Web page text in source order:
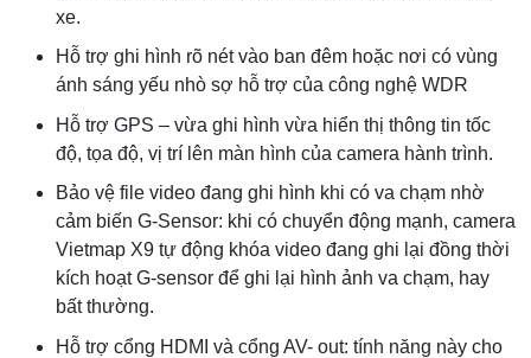
xe.
Hỗ trợ ghi hình rõ nét vào ban đêm hoặc nơi có vùng
ánh sáng yếu nhò sợ hỗ trợ của công nghệ WDR
Hỗ trợ GPS – vừa ghi hình vừa hiển thị thông tin tốc
độ, tọa độ, vị trí lên màn hình của camera hành trình.
Bảo vệ file video đang ghi hình khi có va chạm nhờ
cảm biến G-Sensor: khi có chuyển động mạnh, camera
Vietmap X9 tự động khóa video đang ghi lại đồng thời
kích hoạt G-sensor để ghi lại hình ảnh va chạm, hay
bất thường.
Hỗ trợ cổng HDMI và cổng AV- out: tính năng này cho